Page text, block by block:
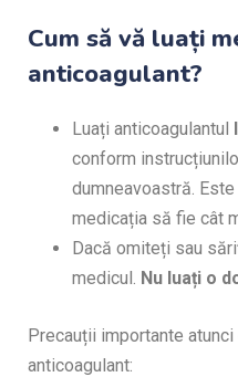
Cum să vă luați
anticoagulant?
Luați anticoagulantul
conform
dumneavoastră.
medicația să fie cât
Dacă omiteți sau
medicul. Nu luați o
Precauții importante
anticoagulant: